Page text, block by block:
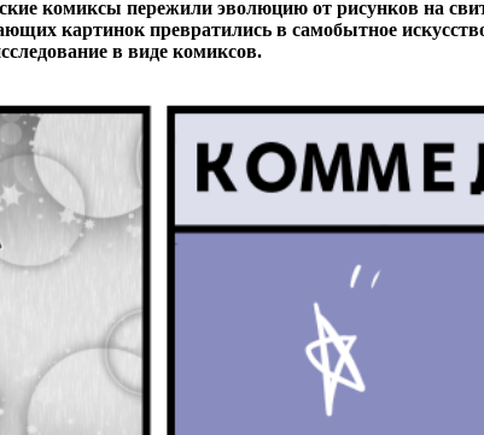
комиксы пережили эволюцию от рисунков на
картинок превратились в самобытное
в виде комиксов.